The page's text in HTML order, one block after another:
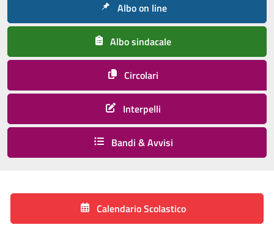
Albo on line
Albo sindacale
Circolari
Interpelli
Bandi & Avvisi
Calendario Scolastico